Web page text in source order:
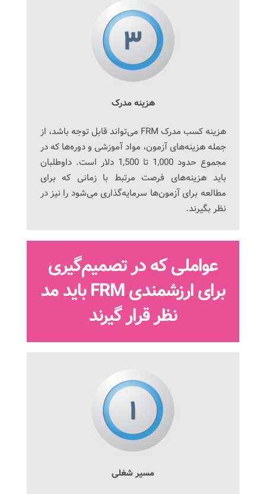
هزینه مدرک
هزینه کسب مدرک FRM می‌تواند قابل توجه باشد، از
جمله هزینه‌های آزمون، مواد آموزشی و دوره‌ها که در
مجموع حدود 1,000 تا 1,500 دلار است. داوطلبان
باید هزینه‌های فرصت مرتبط با زمانی که برای
مطالعه برای آزمون‌ها سرمایه‌گذاری می‌شود را نیز در
نظر بگیرند.
عواملی که در تصمیم‌گیری
برای ارزشمندی
باید مد
نظر قرار گیرند
مسیر شغلی